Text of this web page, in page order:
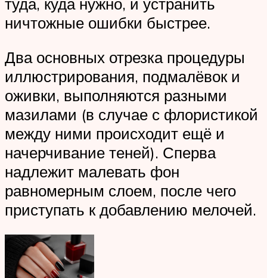
туда, куда нужно, и устранить
ничтожные ошибки быстрее.
Два основных отрезка процедуры
иллюстрирования, подмалёвок и
оживки, выполняются разными
мазилами (в случае с флористикой
между ними происходит ещё и
начерчивание теней). Сперва
надлежит малевать фон
равномерным слоем, после чего
приступать к добавлению мелочей.